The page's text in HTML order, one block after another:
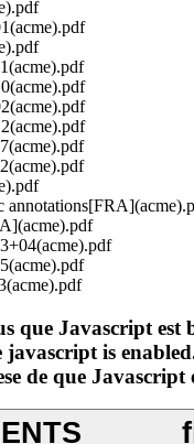
que Javascript est
is
de que